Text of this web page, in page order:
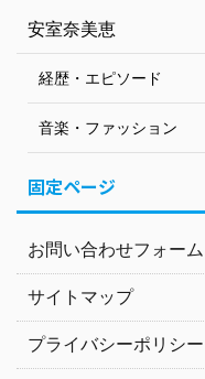
安室奈美恵
経歴・エピソード
音楽・ファッション
固定ページ
お問い合わせフォーム
サイトマップ
プライバシーポリシー